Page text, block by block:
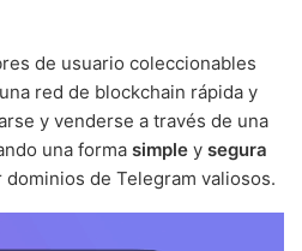
de usuario coleccionables
red de blockchain rápida y
y venderse a través de una
una forma simple y segura
de Telegram valiosos.